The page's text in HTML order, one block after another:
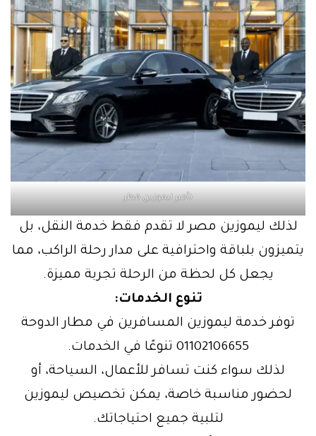
تأجير ليموزين قطر
لذلك ليموزين مصر لا تقدم فقط خدمة النقل، بل
يتميزون بلباقة واحترافية على مدار رحلة الراكب، مما
يجعل كل لحظة من الرحلة تجربة مميزة.
تنوع الخدمات:
توفر خدمة ليموزين المسافرين في مطار الدوحة
01102106655 تنوعًا في الخدمات.
لذلك سواء كنت تسافر للأعمال، السياحة، أو
لحضور مناسبة خاصة، يمكن تخصيص ليموزين
لتلبية جميع احتياجاتك.